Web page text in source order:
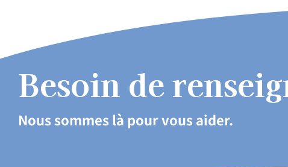
Besoin de
Nous sommes là pour vous aider.